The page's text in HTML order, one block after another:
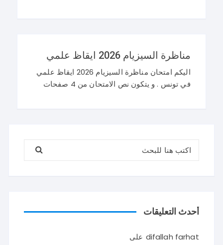
مناظرة السيزيام 2026 ايقاظ علمي
اليكم امتحان مناظرة السيزيام 2026 ايقاظ علمي
في تونس . و يتكون نص الامتحان من 4 صفحات
البحث عن:
أحدث التعليقات
difallah farhat على